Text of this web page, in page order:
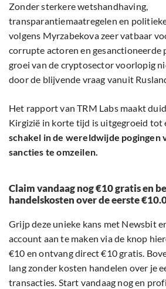
Zonder sterkere wetshandhaving,
transparantiemaatregelen en
volgens Myrzabekova zeer vatbaar
corrupte actoren en gesanctioneerde
groei van de cryptosector voorlopig
door de blijvende vraag vanuit
Het rapport van TRM Labs maakt
Kirgizië in korte tijd is uitgegroeid tot
schakel in de wereldwijde pogingen
sancties te omzeilen.
Claim vandaag nog €10 gratis en
handelskosten over de eerste
Grijp deze unieke kans met Newsbit
account aan te maken via de knop
€10 en ontvang direct €10 gratis.
lang zonder kosten handelen over je
transacties. Start vandaag nog en